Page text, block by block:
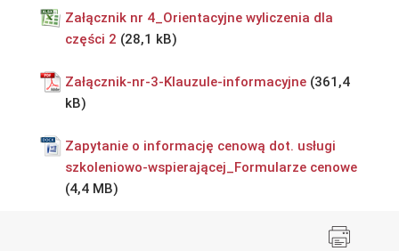
Załącznik nr 4_Orientacyjne wyliczenia dla
części 2
Załącznik-nr-3-Klauzule-informacyjne
Zapytanie o informację cenową dot. usługi
szkoleniowo-wspierającej_Formularze cenowe